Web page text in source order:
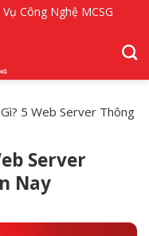
Công Nghệ MCSG
5 Web Server Thông
Server
Nay